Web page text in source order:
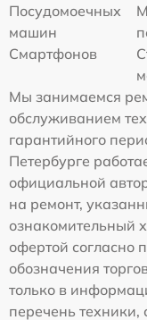
Посудомоечных
машин
Смартфонов
Мы занимаемся
обслуживанием
гарантийного
Петербурге
официальной
на ремонт,
ознакомительный
офертой согласно
обозначения
только в
перечень